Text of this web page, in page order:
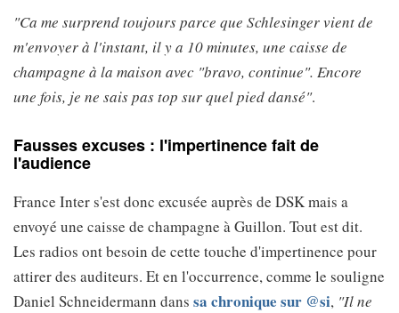
"Ca me surprend toujours parce que Schlesinger vient de
m'envoyer à l'instant, il y a 10 minutes, une caisse de
champagne à la maison avec "bravo, continue". Encore
une fois, je ne sais pas top sur quel pied dansé".
Fausses excuses : l'impertinence fait de
l'audience
France Inter s'est donc excusée auprès de DSK mais a
envoyé une caisse de champagne à Guillon. Tout est dit.
Les radios ont besoin de cette touche d'impertinence pour
attirer des auditeurs. Et en l'occurrence, comme le souligne
Daniel Schneidermann dans sa chronique sur @si, "Il ne